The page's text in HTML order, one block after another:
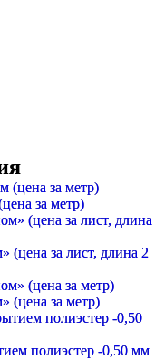
за метр)
за лист, длина 2
(цена за метр)
полиэстер -0,50 мм